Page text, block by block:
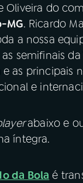
MÚSICA
NACIONAL
Oliveira do
MG. Ricardo
a nossa
semifinais
e as principais
e
abaixo e
íntegra.
da Bola é